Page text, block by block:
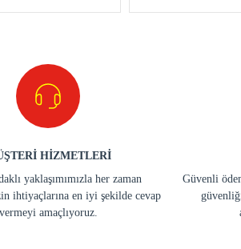
HİZMETLERİ
yaklaşımımızla her zaman
ihtiyaçlarına en iyi şekilde cevap
vermeyi amaçlıyoruz.
Güvenli